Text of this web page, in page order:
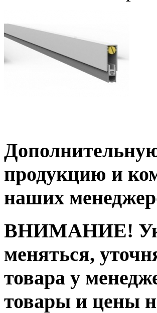
продукцию и
наших
ВНИМАНИЕ!
меняться,
товара у
товары и цены